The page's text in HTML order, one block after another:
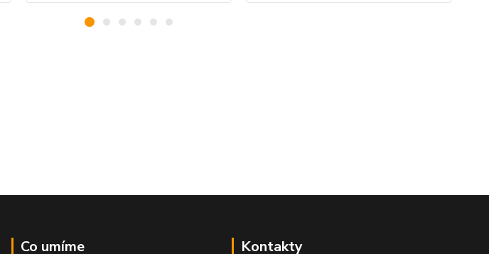
Co umíme Kontakty